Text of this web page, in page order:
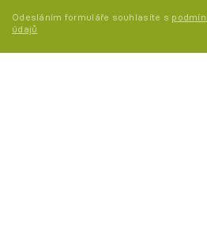
Odesláním formuláře souhlasíte s
údajů